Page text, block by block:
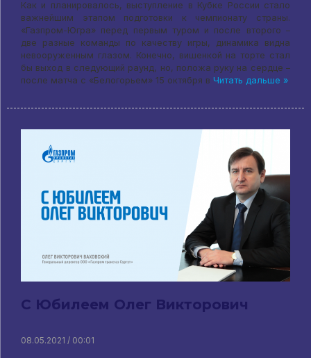
Как и планировалось, выступление в Кубке России стало
важнейшим этапом подготовки к чемпионату страны.
«Газпром-Югра» перед первым туром и после второго –
две разные команды по качеству игры, динамика видна
невооруженным глазом. Конечно, вишенкой на торте стал
бы выход в следующий раунд, но, положа руку на сердце –
после матча с «Белогорьем» 15 октября в Читать дальше »
С Юбилеем Олег Викторович
08.05.2021 / 00:01